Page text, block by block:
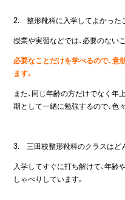
2. 整形靴科に入学してよかった
授業や実習などでは、必要のない
必要なことだけを学べるので、
ます。
また、同じ年齢の方だけでなく年
期として一緒に勉強するので、色
3. 三田校整形靴科のクラスはど
入学してすぐに打ち解けて、年
しゃべりしています。